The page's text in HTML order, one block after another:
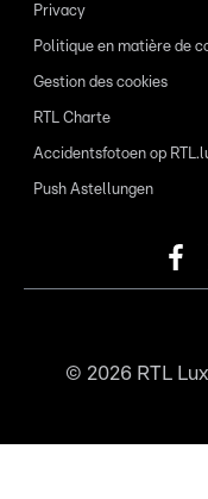
Privacy
Politique en matière de
Gestion des cookies
RTL Charte
Accidentsfotoen op
Push Astellungen
© 2026RTL